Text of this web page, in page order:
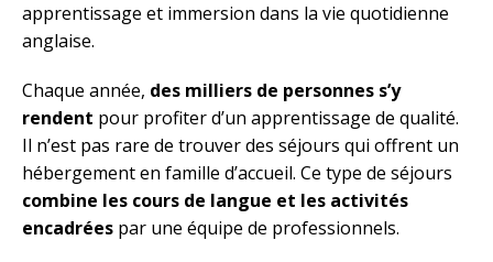
apprentissage et immersion dans la vie quotidienne
anglaise.
Chaque année, des milliers de personnes s’y
rendent pour profiter d’un apprentissage de qualité.
Il n’est pas rare de trouver des séjours qui offrent un
hébergement en famille d’accueil. Ce type de séjours
combine les cours de langue et les activités
encadrées par une équipe de professionnels.